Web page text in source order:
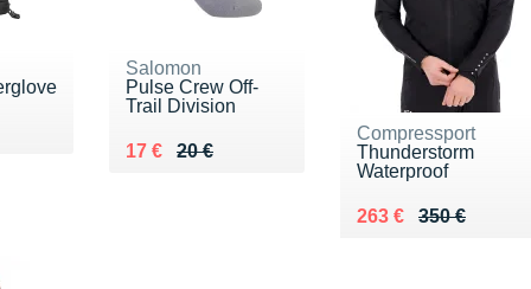
Salomon
Pulse Crew Off-
Trail Division
20 €
Au lieu de 20 €
17 €
Vendu 17 €
Compressport
Thunderstorm
Waterproof
350 €
Au lieu de 350 €
263 €
Vendu 263 €